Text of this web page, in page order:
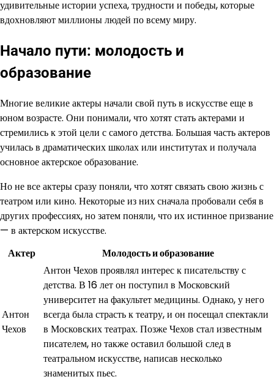
удивительные истории успеха, трудности и победы, которые
вдохновляют миллионы людей по всему миру.
Начало пути: молодость и
образование
Многие великие актеры начали свой путь в искусстве еще в
юном возрасте. Они понимали, что хотят стать актерами и
стремились к этой цели с самого детства. Большая часть актеров
училась в драматических школах или институтах и получала
основное актерское образование.
Но не все актеры сразу поняли, что хотят связать свою жизнь с
театром или кино. Некоторые из них сначала пробовали себя в
других профессиях, но затем поняли, что их истинное призвание
— в актерском искусстве.
Актер
Молодость и образование
Антон
Чехов
Антон Чехов проявлял интерес к писательству с
детства. В 16 лет он поступил в Московский
университет на факультет медицины. Однако, у него
всегда была страсть к театру, и он посещал спектакли
в Московских театрах. Позже Чехов стал известным
писателем, но также оставил большой след в
театральном искусстве, написав несколько
знаменитых пьес.